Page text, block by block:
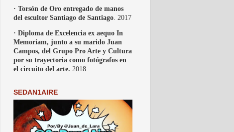
· Torsón de Oro entregado de manos
del escultor Santiago de Santiago . 2017
· Diploma de Excelencia ex aequo In
Memoriam, junto a su marido Juan
Campos, del Grupo Pro Arte y Cultura
por su trayectoria como fotógrafos en
el circuito del arte. 2018
SEDAN1AIRE